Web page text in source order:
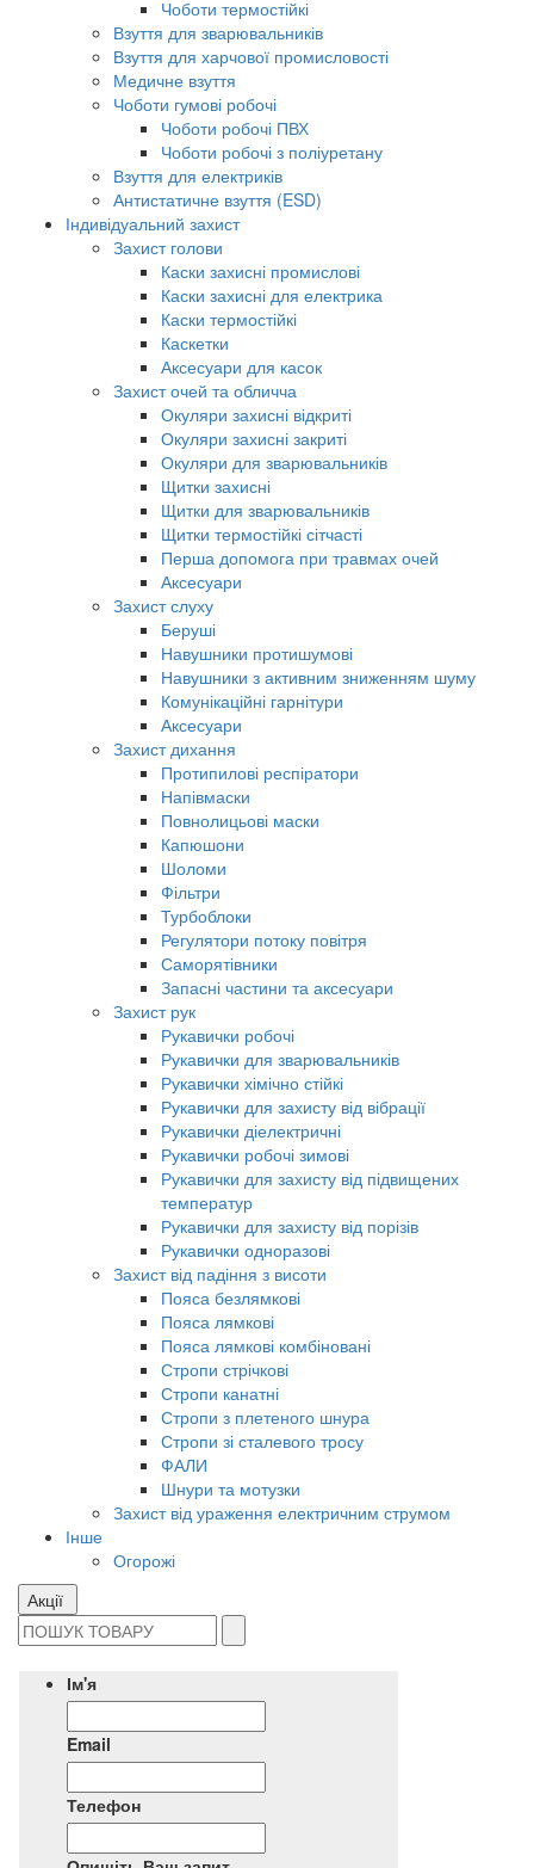
Чоботи термостійкі
Взуття для зварювальників
Взуття для харчової промисловості
Медичне взуття
Чоботи гумові робочі
Чоботи робочі ПВХ
Чоботи робочі з поліуретану
Взуття для електриків
Антистатичне взуття (ESD)
Індивідуальний захист
Захист голови
Каски захисні промислові
Каски захисні для електрика
Каски термостійкі
Каскетки
Аксесуари для касок
Захист очей та обличча
Окуляри захисні відкриті
Окуляри захисні закриті
Окуляри для зварювальників
Щитки захисні
Щитки для зварювальників
Щитки термостійкі сітчасті
Перша допомога при травмах очей
Аксесуари
Захист слуху
Беруші
Навушники протишумові
Навушники з активним зниженням шуму
Комунікаційні гарнітури
Аксесуари
Захист дихання
Протипилові респіратори
Напівмаски
Повнолицьові маски
Капюшони
Шоломи
Фільтри
Турбоблоки
Регулятори потоку повітря
Саморятівники
Запасні частини та аксесуари
Захист рук
Рукавички робочі
Рукавички для зварювальників
Рукавички хімічно стійкі
Рукавички для захисту від вібрації
Рукавички діелектричні
Рукавички робочі зимові
Рукавички для захисту від підвищених
температур
Рукавички для захисту від порізів
Рукавички одноразові
Захист від падіння з висоти
Пояса безлямкові
Пояса лямкові
Пояса лямкові комбіновані
Стропи стрічкові
Стропи канатні
Стропи з плетеного шнура
Стропи зі сталевого тросу
ФАЛИ
Шнури та мотузки
Захист від ураження електричним струмом
Інше
Огорожі
Акції
Ім'я
Email
Телефон